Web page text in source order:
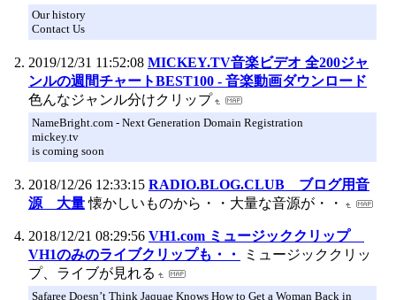
Our history
Contact Us
2019/12/31 11:52:08 MICKEY.TV音楽ビデオ 全200ジャ
ンルの週間チャートBEST100 - 音楽動画ダウンロード
色んなジャンル分けクリップ
NameBright.com - Next Generation Domain Registration
mickey.tv
is coming soon
2018/12/26 12:33:15 RADIO.BLOG.CLUB ブログ用音
源 大量 懐かしいものから・・大量な音源が・・
2018/12/21 08:29:56 VH1.com ミュージッククリップ
VH1のみのライブクリップも・・
ミュージッククリッ
プ、ライブが見れる
Safaree Doesn’t Think Jaquae Knows How to Get a Woman Back in